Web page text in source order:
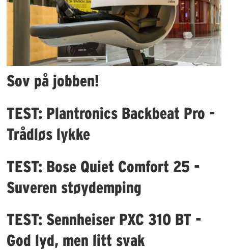
Sov på jobben!
TEST: Plantronics Backbeat Pro -
Trådløs lykke
TEST: Bose Quiet Comfort 25 -
Suveren støydemping
TEST: Sennheiser PXC 310 BT -
God lyd, men litt svak